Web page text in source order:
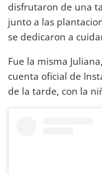
disfrutaron de una
junto a las
se dedicaron a
Fue la misma
cuenta oficial de
de la tarde, con la